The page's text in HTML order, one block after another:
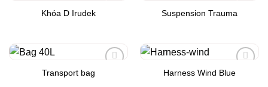
Khóa D Irudek
Add to
Suspension Trauma
Transport bag
Add to
Harness Wind Blue